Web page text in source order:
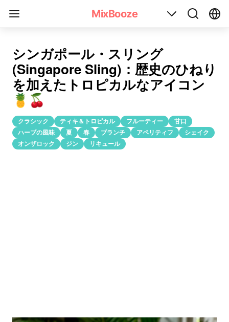
MixBooze
シンガポール・スリング(Singapore Sling)のカクテルレシピ
シンガポール・スリング
(Singapore Sling)：歴史のひねり
を加えたトロピカルなアイコン
🍍🍒
クラシック ティキ＆トロピカル フルーティー
甘口
ハーブの風味
夏 春 ブランチ アペリティフ
シェイク
オンザロック
ジン リキュール